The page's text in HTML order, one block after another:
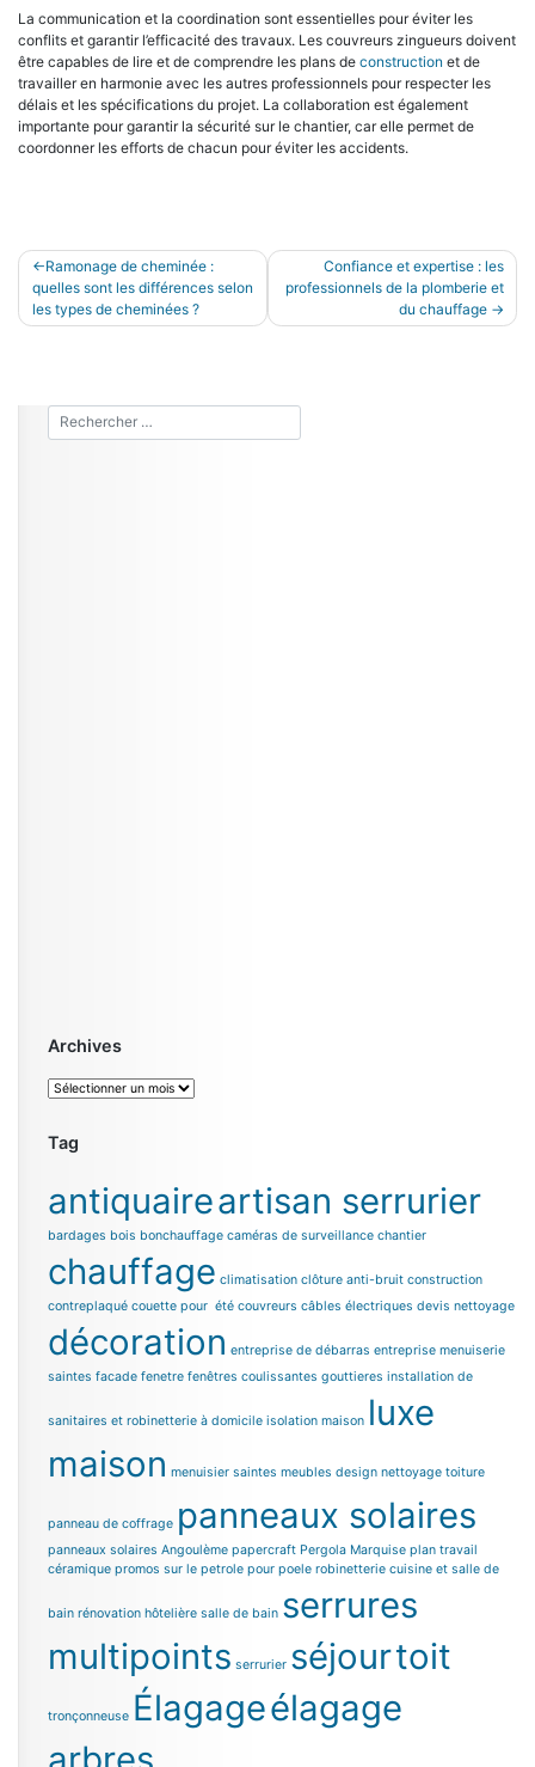
La communication et la coordination sont essentielles pour éviter les
conflits et garantir l’efficacité des travaux. Les couvreurs zingueurs doivent
être capables de lire et de comprendre les plans de construction et de
travailler en harmonie avec les autres professionnels pour respecter les
délais et les spécifications du projet. La collaboration est également
importante pour garantir la sécurité sur le chantier, car elle permet de
coordonner les efforts de chacun pour éviter les accidents.
Navigation
de
l’article
Ramonage de cheminée :
quelles sont les différences selon
les types de cheminées ?
Confiance et expertise : les
professionnels de la plomberie et
du chauffage
Archives
Archives
Tag
antiquaireartisan serrurier
bardages bois bonchauffage caméras de surveillance chantier
chauffage climatisation clôture anti-bruit construction
contreplaqué couette pour été couvreurs câbles électriques devis nettoyage
décoration entreprise de débarras entreprise menuiserie
saintes facade fenetre fenêtres coulissantes gouttieres installation de
sanitaires et robinetterie à domicile isolation maison luxe
maison menuisier saintes meubles design nettoyage toiture
panneau de coffrage panneaux solaires
panneaux solaires Angoulème papercraft Pergola Marquise plan travail
céramique promos sur le petrole pour poele robinetterie cuisine et salle de
bain rénovation hôtelière salle de bain serrures
multipoints serrurier séjourtoit
tronçonneuse Élagageélagage
arbres